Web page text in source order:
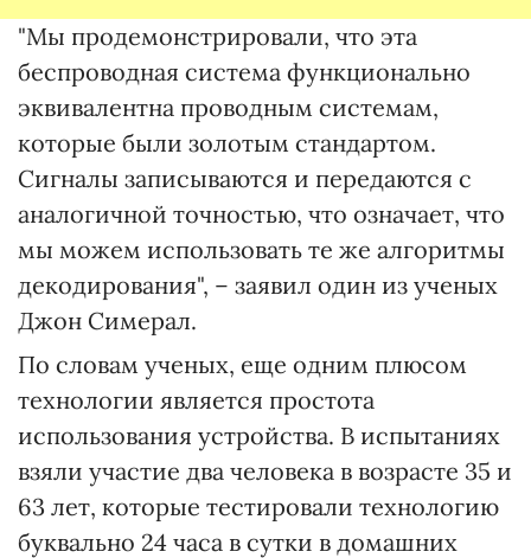
"Мы продемонстрировали, что эта
беспроводная система функционально
эквивалентна проводным системам,
которые были золотым стандартом.
Сигналы записываются и передаются с
аналогичной точностью, что означает, что
мы можем использовать те же алгоритмы
декодирования", – заявил один из ученых
Джон Симерал.
По словам ученых, еще одним плюсом
технологии является простота
использования устройства. В испытаниях
взяли участие два человека в возрасте 35 и
63 лет, которые тестировали технологию
буквально 24 часа в сутки в домашних